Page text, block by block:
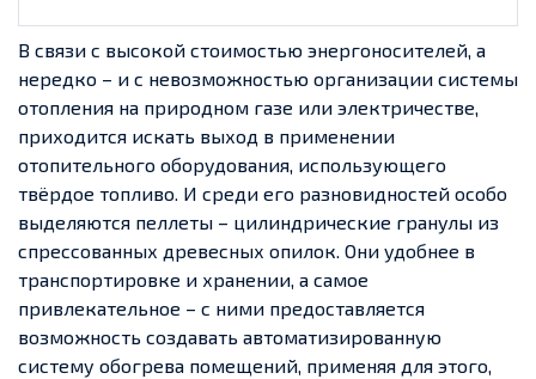
В связи с высокой стоимостью энергоносителей, а
нередко – и с невозможностью организации системы
отопления на природном газе или электричестве,
приходится искать выход в применении
отопительного оборудования, использующего
твёрдое топливо. И среди его разновидностей особо
выделяются пеллеты – цилиндрические гранулы из
спрессованных древесных опилок. Они удобнее в
транспортировке и хранении, а самое
привлекательное – с ними предоставляется
возможность создавать автоматизированную
систему обогрева помещений, применяя для этого,